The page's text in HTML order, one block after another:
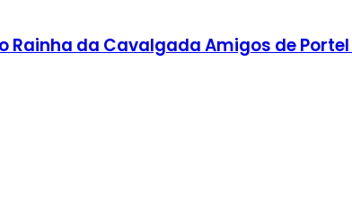
Rainha da Cavalgada Amigos de Portel